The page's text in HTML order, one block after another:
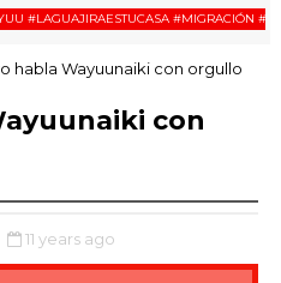
#MIGRACIÓN
habla Wayuunaiki con orgullo
con
11 years ago